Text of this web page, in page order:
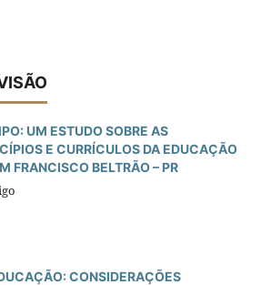
UM ESTUDO SOBRE AS
E CURRÍCULOS DA EDUCAÇÃO
FRANCISCO BELTRÃO – PR
CONSIDERAÇÕES